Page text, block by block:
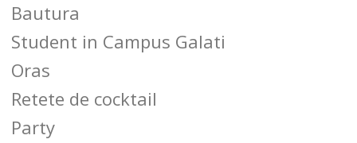
Bautura
Student in Campus Galati
Oras
Retete de cocktail
Party